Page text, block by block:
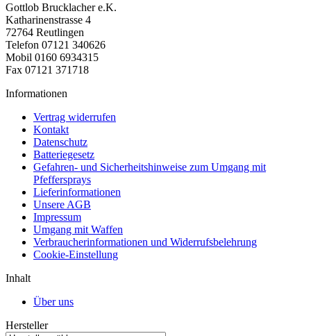
Gottlob Brucklacher e.K.
Katharinenstrasse 4
72764 Reutlingen
Telefon 07121 340626
Mobil 0160 6934315
Fax 07121 371718
Informationen
Vertrag widerrufen
Kontakt
Datenschutz
Batteriegesetz
Gefahren- und Sicherheitshinweise zum Umgang mit
Pfeffersprays
Lieferinformationen
Unsere AGB
Impressum
Umgang mit Waffen
Verbraucherinformationen und Widerrufsbelehrung
Cookie-Einstellung
Inhalt
Über uns
Hersteller